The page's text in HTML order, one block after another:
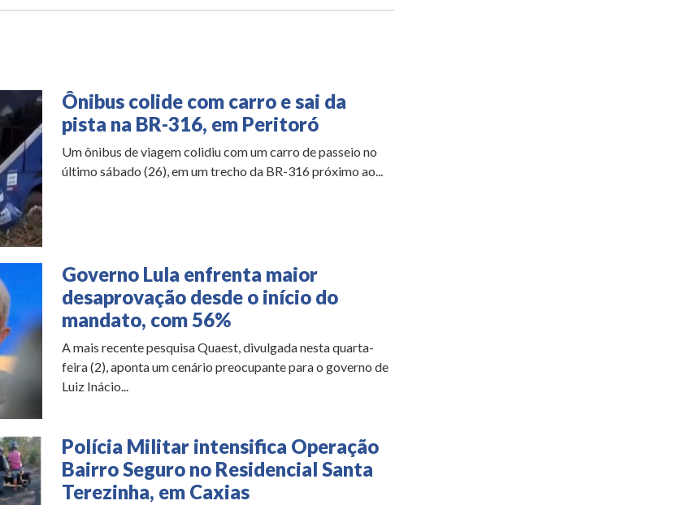
Ônibus colide com carro e sai da
pista na BR-316, em Peritoró
Um ônibus de viagem colidiu com um carro de passeio no
último sábado (26), em um trecho da BR-316 próximo ao...
Governo Lula enfrenta maior
desaprovação desde o início do
mandato, com 56%
A mais recente pesquisa Quaest, divulgada nesta quarta-
feira (2), aponta um cenário preocupante para o governo de
Luiz Inácio...
Polícia Militar intensifica Operação
Bairro Seguro no Residencial Santa
Terezinha, em Caxias